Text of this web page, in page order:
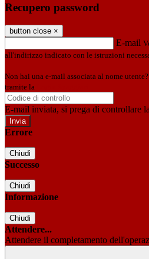
Recupero password
button close ×
E-mail
all'indirizzo indicato con le istruzioni
Non hai una e-mail associata al nome
tramite la
E-mail inviata, si prega di controllare
Errore
Chiudi
Successo
Chiudi
Informazione
Chiudi
Attendere...
Attendere il completamento